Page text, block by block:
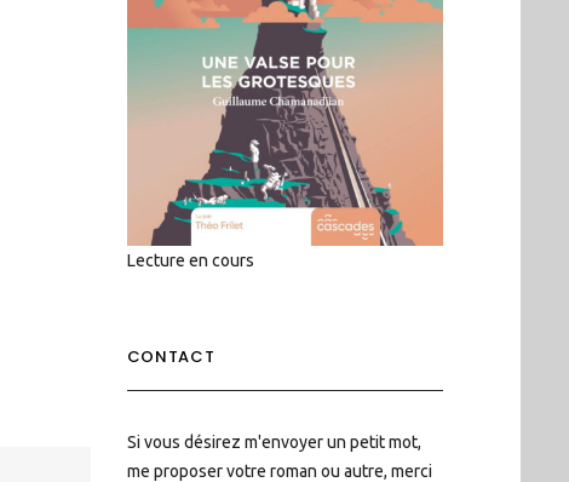
Lecture en cours
CONTACT
Si vous désirez m'envoyer un petit mot,
me proposer votre roman ou autre, merci